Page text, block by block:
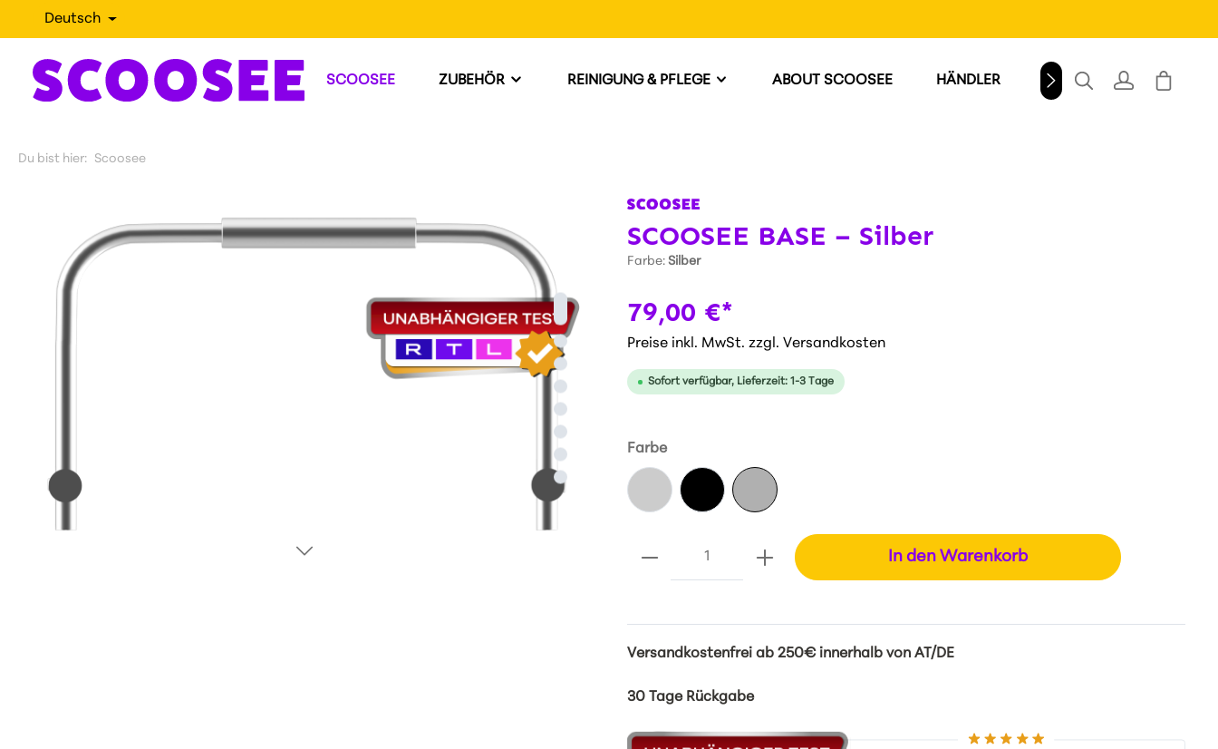
Deutsch
SCOOSEE ZUBEHÖR REINIGUNG & PFLEGE ABOUT SCOOSEE HÄNDLER WINDSCHILD
Du bist hier: Scoosee
SCOOSEE BASE – Silber
Farbe: Silber
79,00 €*
Preise inkl. MwSt. zzgl. Versandkosten
Sofort verfügbar, Lieferzeit: 1-3 Tage
Farbe
In den Warenkorb
Versandkostenfrei ab 250€ innerhalb von AT/DE
30 Tage Rückgabe